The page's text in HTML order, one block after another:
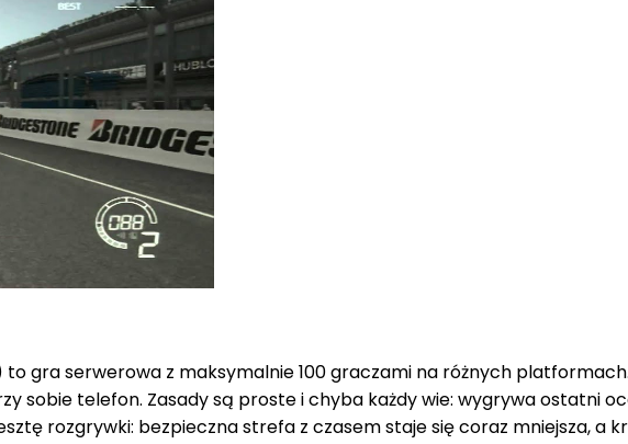
gra serwerowa z maksymalnie 100 graczami na różnych
sobie telefon. Zasady są proste i chyba każdy wie: wygrywa ostatni
rozgrywki: bezpieczna strefa z czasem staje się coraz mniejsza, a